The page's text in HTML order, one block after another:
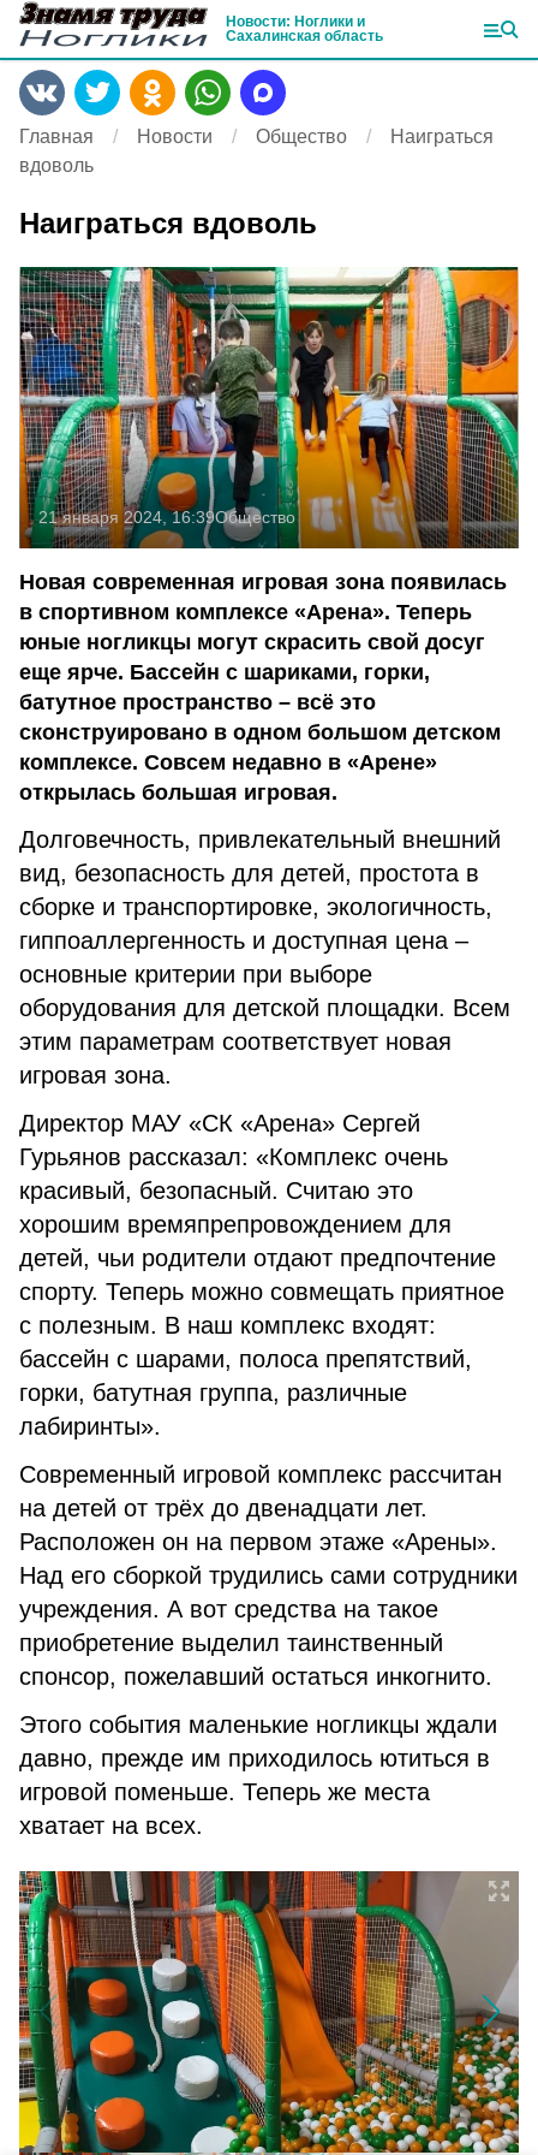
Новости: Ноглики и
Сахалинская область
Главная Новости Общество
Наиграться
вдоволь
Наиграться вдоволь
21 января 2024, 16:39Общество
Новая современная игровая зона появилась
в спортивном комплексе «Арена». Теперь
юные ногликцы могут скрасить свой досуг
еще ярче. Бассейн с шариками, горки,
батутное пространство – всё это
сконструировано в одном большом детском
комплексе. Совсем недавно в «Арене»
открылась большая игровая.
Долговечность, привлекательный внешний
вид, безопасность для детей, простота в
сборке и транспортировке, экологичность,
гиппоаллергенность и доступная цена –
основные критерии при выборе
оборудования для детской площадки. Всем
этим параметрам соответствует новая
игровая зона.
Директор МАУ «СК «Арена» Сергей
Гурьянов рассказал: «Комплекс очень
красивый, безопасный. Считаю это
хорошим времяпрепровождением для
детей, чьи родители отдают предпочтение
спорту. Теперь можно совмещать приятное
с полезным. В наш комплекс входят:
бассейн с шарами, полоса препятствий,
горки, батутная группа, различные
лабиринты».
Современный игровой комплекс рассчитан
на детей от трёх до двенадцати лет.
Расположен он на первом этаже «Арены».
Над его сборкой трудились сами сотрудники
учреждения. А вот средства на такое
приобретение выделил таинственный
спонсор, пожелавший остаться инкогнито.
Этого события маленькие ногликцы ждали
давно, прежде им приходилось ютиться в
игровой поменьше. Теперь же места
хватает на всех.